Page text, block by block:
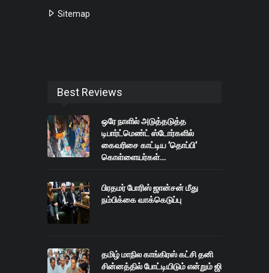
Sitemap
Best Reviews
ஒரே நாளில் அடுத்தடுத்த
டிபார்ட்மெண்ட் ஸ்டோர்களில்
கைவரிசை காட்டிய ’தொப்பி’
கொள்ளையர்கள்…
பிரதமர் போரிஸ் ஜான்சன் மீது
நம்பிக்கை வாக்கெடுப்பு
தமிழ் மாநில காங்கிரஸ் கட்சி தனி
சின்னத்தில் போட்டியிடும் என்றும் ஜி